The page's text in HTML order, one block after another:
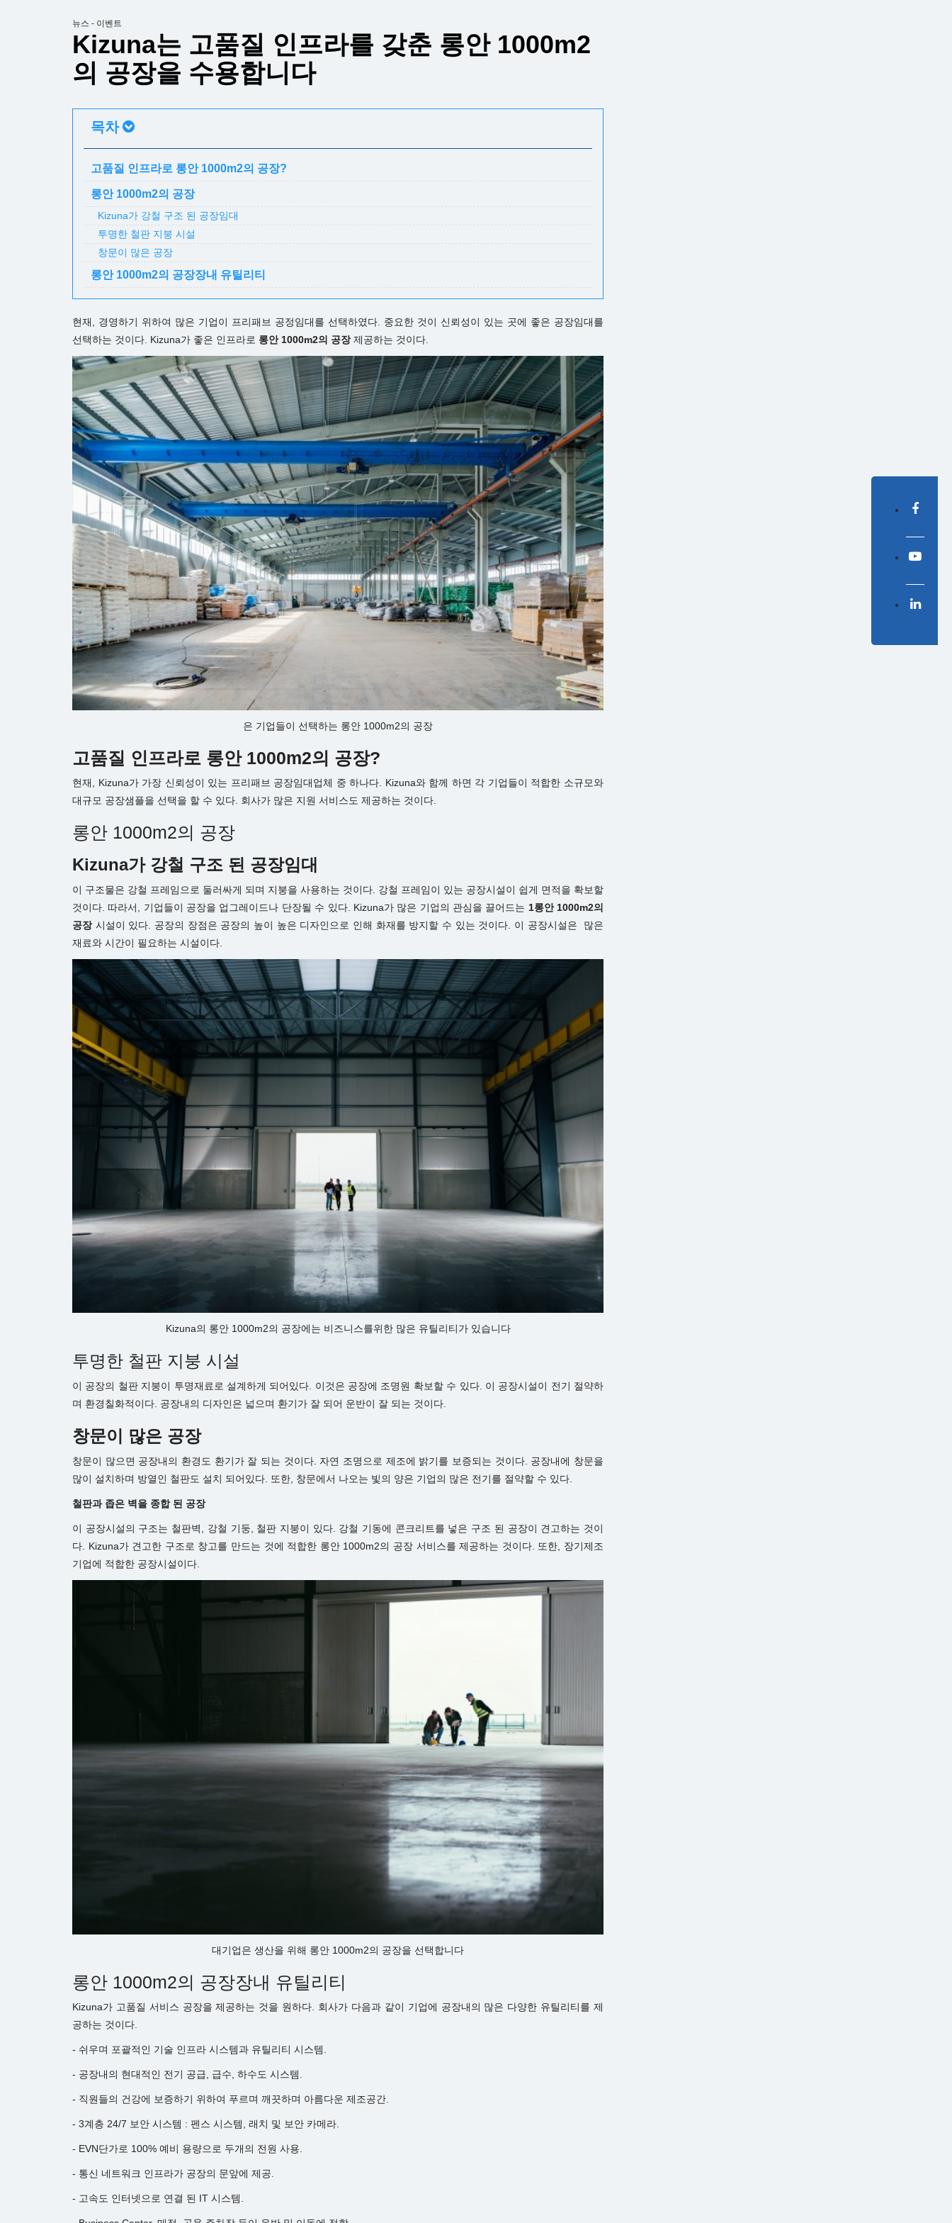
뉴스 - 이벤트
Kizuna는 고품질 인프라를 갖춘 롱안 1000m2
의 공장을 수용합니다
목차
고품질 인프라로 롱안 1000m2의 공장?
롱안 1000m2의 공장
Kizuna가 강철 구조 된 공장임대
투명한 철판 지붕 시설
창문이 많은 공장
롱안 1000m2의 공장장내 유틸리티
현재, 경영하기 위하여 많은 기업이 프리패브 공정임대를 선택하였다. 중요한 것이 신뢰성이 있는 곳에 좋은 공장임대를
선택하는 것이다. Kizuna가 좋은 인프라로 롱안 1000m2의 공장제공하는 것이다.
은 기업들이 선택하는 롱안 1000m2의 공장
고품질 인프라로 롱안 1000m2의 공장?
현재, Kizuna가 가장 신뢰성이 있는 프리패브 공장임대업체 중 하나다. Kizuna와 함께 하면 각 기업들이 적합한 소규모와
대규모 공장샘플을 선택을 할 수 있다. 회사가 많은 지원 서비스도 제공하는 것이다.
롱안 1000m2의 공장
Kizuna가 강철 구조 된 공장임대
이 구조물은 강철 프레임으로 둘러싸게 되며 지붕을 사용하는 것이다. 강철 프레임이 있는 공장시설이 쉽게 면적을 확보할
것이다. 따라서, 기업들이 공장을 업그레이드나 단장될 수 있다. Kizuna가 많은 기업의 관심을 끌어드는 1롱안 1000m2의
공장시설이 있다. 공장의 장점은 공장의 높이 높은 디자인으로 인해 화재를 방지할 수 있는 것이다. 이 공장시설은 많은
재료와 시간이 필요하는 시설이다.
Kizuna의 롱안 1000m2의 공장에는 비즈니스를위한 많은 유틸리티가 있습니다
투명한 철판 지붕 시설
이 공장의 철판 지붕이 투명재료로 설계하게 되어있다. 이것은 공장에 조명원 확보할 수 있다. 이 공장시설이 전기 절약하
며 환경칠화적이다. 공장내의 디자인은 넓으며 환기가 잘 되어 운반이 잘 되는 것이다.
창문이 많은 공장
창문이 많으면 공장내의 환경도 환기가 잘 되는 것이다. 자연 조명으로 제조에 밝기를 보증되는 것이다. 공장내에 창문을
많이 설치하며 방열인 철판도 설치 되어있다. 또한, 창문에서 나오는 빛의 양은 기업의 많은 전기를 절약할 수 있다.
철판과 좁은 벽을 종합 된 공장
이 공장시설의 구조는 철판벽, 강철 기둥, 철판 지붕이 있다. 강철 기동에 콘크리트를 넣은 구조 된 공장이 견고하는 것이
다. Kizuna가 견고한 구조로 창고를 만드는 것에 적합한 롱안 1000m2의 공장 서비스를 제공하는 것이다. 또한, 장기제조
기업에 적합한 공장시설이다.
대기업은 생산을 위해 롱안 1000m2의 공장을 선택합니다
롱안 1000m2의 공장장내 유틸리티
Kizuna가 고품질 서비스 공장을 제공하는 것을 원하다. 회사가 다음과 같이 기업에 공장내의 많은 다양한 유틸리티를 제
공하는 것이다.
- 쉬우며 포괄적인 기술 인프라 시스템과 유틸리티 시스템.
- 공장내의 현대적인 전기 공급, 급수, 하수도 시스템.
- 직원들의 건강에 보증하기 위하여 푸르며 깨끗하며 아름다운 제조공간.
- 3계층 24/7 보안 시스템 : 펜스 시스템, 래치 및 보안 카메라.
- EVN단가로 100% 예비 용량으로 두개의 전원 사용.
- 통신 네트워크 인프라가 공장의 문앞에 제공.
- 고속도 인터넷으로 연결 된 IT 시스템.